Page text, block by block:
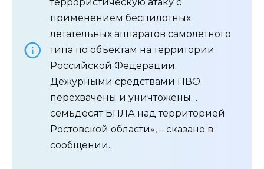
применением беспилотных
летательных аппаратов самолетного
типа по объектам на территории
Российской Федерации.
Дежурными средствами ПВО
перехвачены и уничтожены…
семьдесят БПЛА над территорией
Ростовской области», – сказано в
сообщении.